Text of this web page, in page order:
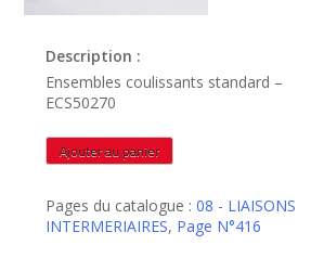
Description :
Ensembles coulissants standard –
ECS50270
quantité
de
Ajouter au panier
Pages du catalogue :08 - LIAISONS
INTERMERIAIRES, Page N°416